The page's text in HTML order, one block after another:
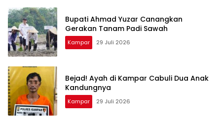
Bupati Ahmad Yuzar Canangkan
Gerakan Tanam Padi Sawah
Kampar 29 Juli 2026
Bejad! Ayah di Kampar Cabuli Dua Anak
Kandungnya
Kampar 29 Juli 2026